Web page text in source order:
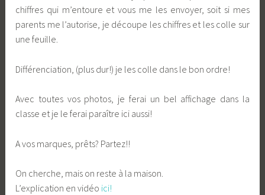
chiffres qui m’entoure et vous me les envoyer, soit si mes
parents me l’autorise, je découpe les chiffres et les colle sur
une feuille.
Différenciation, (plus dur!) je les colle dans le bon ordre!
Avec toutes vos photos, je ferai un bel affichage dans la
classe et je le ferai paraître ici aussi!
A vos marques, prêts? Partez!!
On cherche, mais on reste à la maison.
L’explication en vidéo ici!